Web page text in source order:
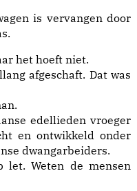
is vervangen door
het hoeft niet.
afgeschaft. Dat was
edellieden vroeger
en ontwikkeld onder
dwangarbeiders.
let. Weten de mensen